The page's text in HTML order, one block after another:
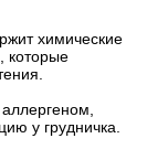
химические
которые
у грудничка.